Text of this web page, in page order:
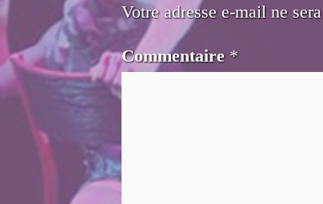
Votre adresse e-mail ne
Commentaire *